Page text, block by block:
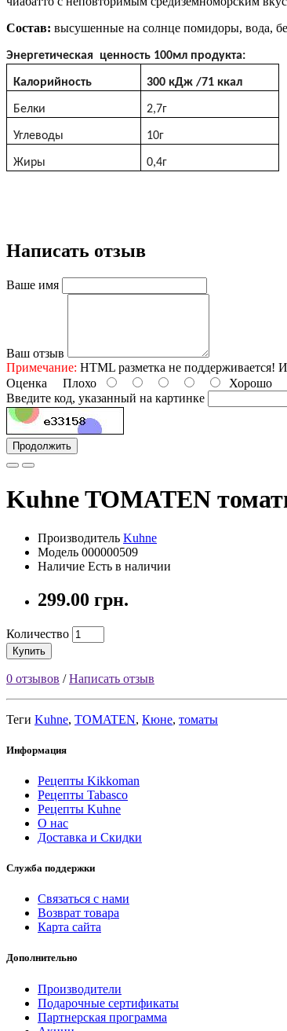
Состав: высушенные на солнце помидоры, вода,
Энергетическая ценность 100мл продукта:
Калорийность 300 кДж /71 ккал
Белки 2,7г
Углеводы 10г
Жиры 0,4г
Написать отзыв
Ваше имя
Ваш отзыв
Примечание: HTML разметка не поддерживается!
Оценка Плохо
Хорошо
Введите код, указанный на картинке
Продолжить
Kuhne TOMATEN
Производитель Kuhne
Модель 000000509
Наличие Есть в наличии
299.00 грн.
Количество
Купить
0 отзывов /Написать отзыв
Теги Kuhne, TOMATEN, Кюне, томаты
Информация
Рецепты Kikkoman
Рецепты Tabasco
Рецепты Kuhne
О нас
Доставка и Скидки
Служба поддержки
Связаться с нами
Возврат товара
Карта сайта
Дополнительно
Производители
Подарочные сертификаты
Партнерская программа